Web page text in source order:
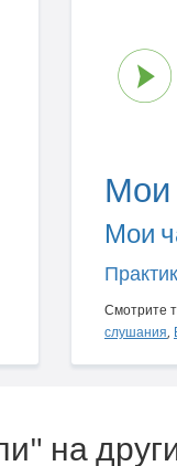
Мои
Мои
Смотрите
слушания,
на